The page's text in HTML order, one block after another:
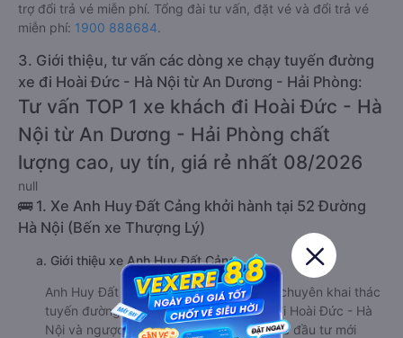
trợ đổi trả vé miễn phí. Tổng đài tư vấn, đặt vé và đổi trả vé
miễn phí: 1900 888684.
3. Giới thiệu, tư vấn các dòng xe chạy tuyến đường
xe đi Hoài Đức - Hà Nội từ An Dương - Hải Phòng:
Tư vấn TOP 1 xe khách đi Hoài Đức - Hà
Nội từ An Dương - Hải Phòng chất
lượng cao, uy tín, giá rẻ nhất 08/2026
null
🚌 1. Xe Anh Huy Đất Cảng khởi hành tại 52 Đường
Hà Nội (Bến xe Thượng Lý)
a. Giới thiệu xe Anh Huy Đất Cảng
Anh Huy Đất Cảng là hãng xe limousine chuyên khai thác
tuyến đường từ An Dương - Hải Phòng đi Hoài Đức - Hà
Nội và ngược lại. Nổi bật với dàn xe được đầu tư mới